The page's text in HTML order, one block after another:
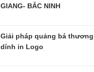
GIANG- BẮC NINH
Giải pháp quảng bá
dính in Logo